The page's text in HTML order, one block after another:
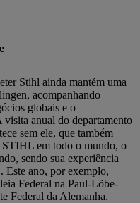
Stihl ainda mantém uma
acompanhando
globais e o
anual do departamento
sem ele, que também
STIHL em todo o mundo, o
sendo sua experiência
Este ano, por exemplo,
Federal na Paul-Löbe-
Federal da Alemanha.